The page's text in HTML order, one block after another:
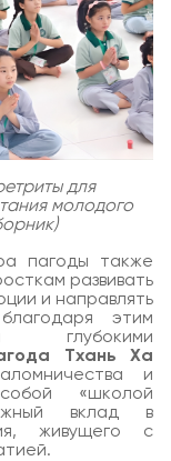
для
молодого
пагоды также
развивать
и направлять
этим
глубокими
Тхань Ха
и
«школой
вклад в
живущего с